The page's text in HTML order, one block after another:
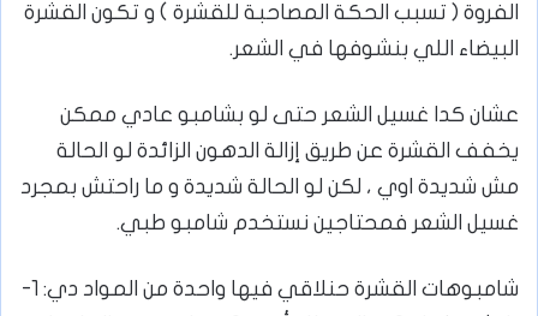
الفروة ( تسبب الحكة المصاحبة للقشرة ) و تكون القشرة
البيضاء اللي بنشوفها في الشعر.
عشان كدا غسيل الشعر حتى لو بشامبو عادي ممكن
يخفف القشرة عن طريق إزالة الدهون الزائدة لو الحالة
مش شديدة اوي ، لكن لو الحالة شديدة و ما راحتش بمجرد
غسيل الشعر فمحتاجين نستخدم شامبو طبي.
شامبوهات القشرة حنلاقي فيها واحدة من المواد دي: 1-